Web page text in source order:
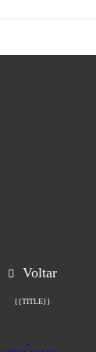
Voltar
{{TITLE}}